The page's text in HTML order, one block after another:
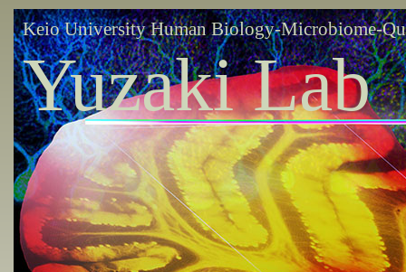
Keio University Human Biology-Microbiome-
Yuzaki Lab